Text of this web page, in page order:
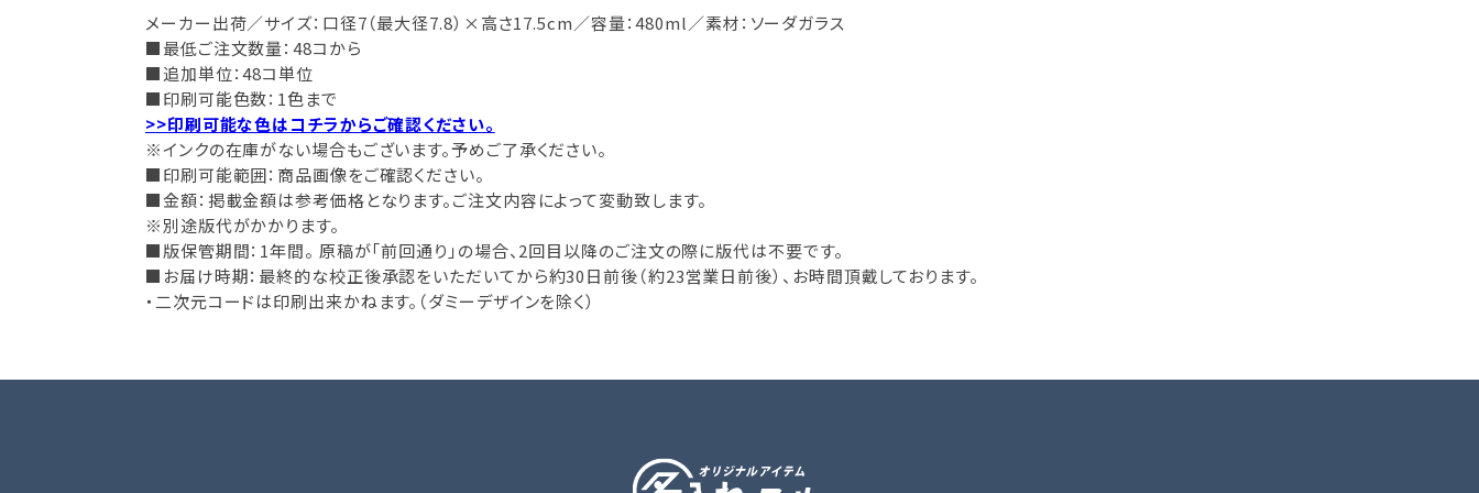
メーカー出荷／サイズ：口径7（最大径7.8）×高さ17.5cm／容量：480ml／素材：ソーダガラス
■最低ご注文数量：48コから
■追加単位：48コ単位
■印刷可能色数：1色まで
>>印刷可能な色はコチラからご確認ください。
※インクの在庫がない場合もございます。予めご了承ください。
■印刷可能範囲：商品画像をご確認ください。
■金額：掲載金額は参考価格となります。ご注文内容によって変動致します。
※別途版代がかかります。
■版保管期間：1年間。 原稿が「前回通り」の場合、2回目以降のご注文の際に版代は不要です。
■お届け時期：最終的な校正後承認をいただいてから約30日前後（約23営業日前後）、お時間頂戴しております。
・二次元コードは印刷出来かねます。（ダミーデザインを除く）